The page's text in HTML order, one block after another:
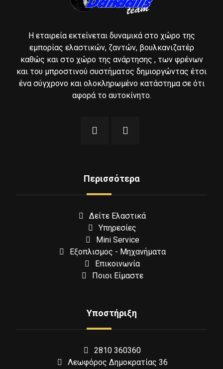
Η εταιρεία εκτείνεται δυναμικά στο χώρο της
εμπορίας ελαστικών, ζαντών, βουλκανιζατέρ
καθώς και στο χώρο της ανάρτησης , των φρένων
και του μπροστινού συστήματος δημιοργώντας έτσι
ένα σύγχρονο και ολοκληρωμένο κατάστημα σε ότι
αφορά το αυτοκίνητο.
Περισσότερα
Δείτε Ελαστικά
Υπηρεσίες
Mini Service
Εξοπλισμος - Μηχανήματα
Επικοινωνία
Ποιοι Είμαστε
Υποστήριξη
2810 360360
Λεωφόρος Δημοκρατίας 36